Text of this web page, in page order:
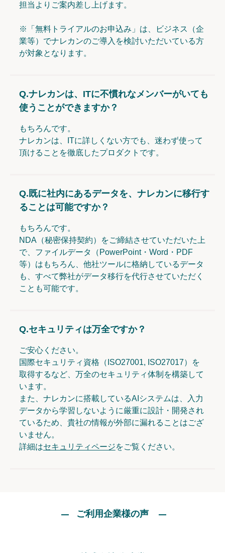
担当よりご案内差し上げます。
※「無料トライアルのお申込み」は、ビジネス（企
業等）でナレカンのご導入を検討いただいている方
が対象となります。
Q.ナレカンは、ITに不慣れなメンバーがいても
使うことができますか？
もちろんです。
ナレカンは、ITに詳しくない方でも、迷わず使って
頂けることを徹底したプロダクトです。
Q.既に社内にあるデータを、ナレカンに移行す
ることは可能ですか？
もちろんです。
NDA（秘密保持契約）をご締結させていただいた上
で、ファイルデータ（PowerPoint・Word・PDF
等）はもちろん、他社ツールに格納しているデータ
も、すべて弊社がデータ移行を代行させていただく
ことも可能です。
Q.セキュリティは万全ですか？
ご安心ください。
国際セキュリティ資格（ISO27001, ISO27017）を
取得するなど、万全のセキュリティ体制を構築して
います。
また、ナレカンに搭載しているAIシステムは、入力
データから学習しないように厳重に設計・開発され
ているため、貴社の情報が外部に漏れることはござ
いません。
詳細はセキュリティページをご覧ください。
ご利用企業様の声